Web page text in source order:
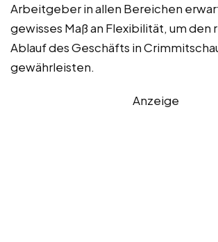
Arbeitgeber in allen Bereichen
gewisses Maß an Flexibilität, um den
Ablauf des Geschäfts in
gewährleisten.
Anzeige